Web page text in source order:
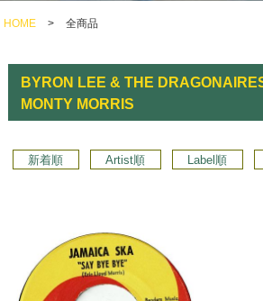
HOME > 全商品
BYRON LEE & THE
MONTY MORRIS
新着順 Artist順 Label順